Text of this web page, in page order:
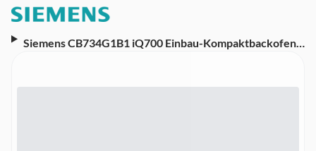
Siemens CB734G1B1 iQ700 Einbau-Kompaktbackofen
Elektronikuhr)